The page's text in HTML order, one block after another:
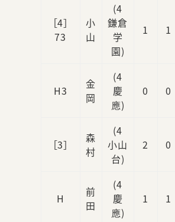
［4］
73
小
山
(4
鎌倉
学
園)
1 1
H3
金
岡
(4
慶
應)
0 0
［3］
森
村
(4
小山
台)
2 0
H
前
田
(4
慶
應)
1 1